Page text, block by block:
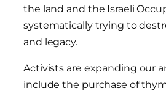
the land and the Israeli
systematically trying to
and legacy.
Activists are expanding our
include the purchase of